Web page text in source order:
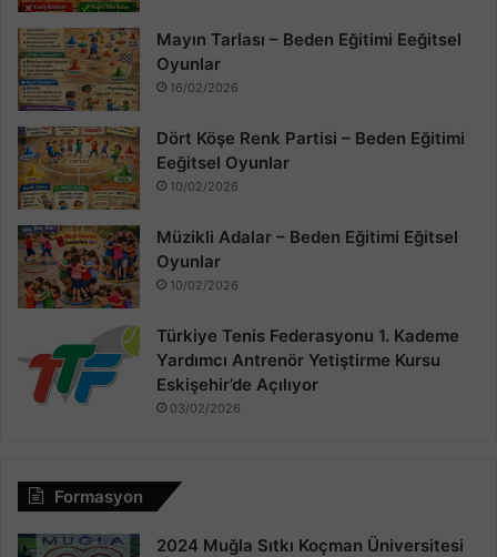
Mayın Tarlası – Beden Eğitimi Eeğitsel
Oyunlar
16/02/2026
Dört Köşe Renk Partisi – Beden Eğitimi
Eeğitsel Oyunlar
10/02/2026
Müzikli Adalar – Beden Eğitimi Eğitsel
Oyunlar
10/02/2026
Türkiye Tenis Federasyonu 1. Kademe
Yardımcı Antrenör Yetiştirme Kursu
Eskişehir’de Açılıyor
03/02/2026
Formasyon
2024 Muğla Sıtkı Koçman Üniversitesi